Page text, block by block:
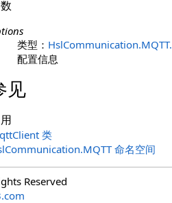
类型： HslCommunication.MQTT.
配置信息
见
类
命名空间
Reserved